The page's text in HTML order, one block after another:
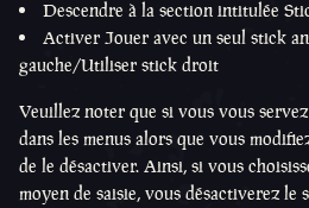
Descendre à la section intitulée
Activer Jouer avec un seul stick
gauche/Utiliser stick droit
Veuillez noter que si vous vous
dans les menus alors que vous
de le désactiver. Ainsi, si vous
moyen de saisie, vous désactiverez le